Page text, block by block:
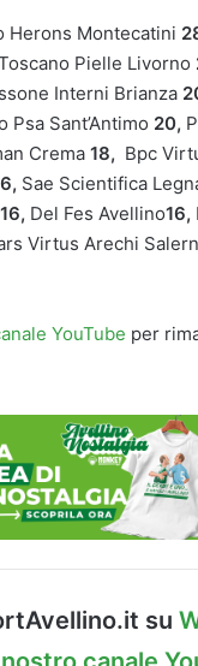
Herons Montecatini
Pielle Livorno
Interni Brianza
Psa Sant’Antimo 20,
Crema 18, Bpc
Sae Scientifica
16, Del Fes Avellino16,
Virtus Arechi
YouTube per
su